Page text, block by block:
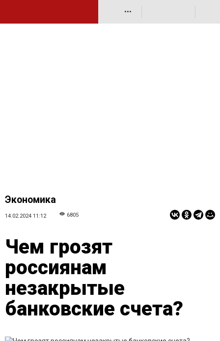
•••
Экономика
14.02.2024 11:12 6805
Чем грозят
россиянам
незакрытые
банковские счета?